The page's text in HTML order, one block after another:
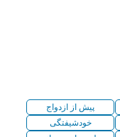
پیش از ازدواج
خودشیفتگی